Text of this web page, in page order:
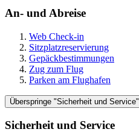
An- und Abreise
Web Check-in
Sitzplatzreservierung
Gepäckbestimmungen
Zug zum Flug
Parken am Flughafen
Überspringe "Sicherheit und Service"
Sicherheit und Service